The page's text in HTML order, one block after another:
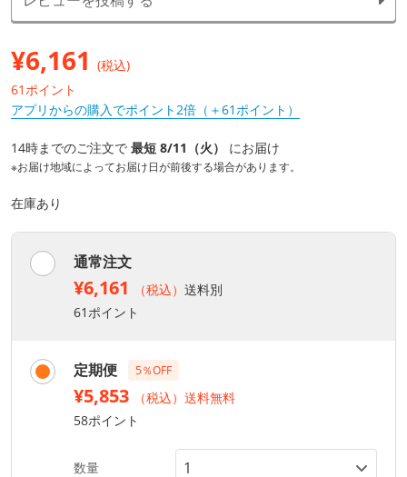
¥6,161 (税込)
61ポイント
アプリからの購入でポイント2倍（＋61ポイント）
14時までのご注文で 最短 8/11（火） にお届け
※お届け地域によってお届け日が前後する場合があります。
在庫あり
通常注文
¥6,161 （税込） 送料別
61ポイント
定期便 5％OFF
¥5,853
（税込）送料無料
58ポイント
数量